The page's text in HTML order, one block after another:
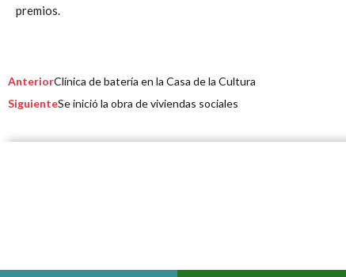
premios.
Prev
AnteriorClínica de batería en la Casa de la Cultura
SiguienteSe inició la obra de viviendas sociales